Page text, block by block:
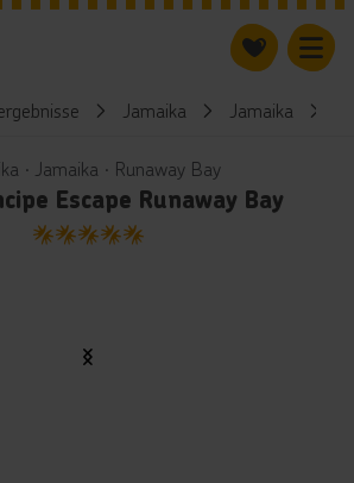
Jamaika Jamaika
∙ Jamaika ∙ Runaway Bay
Escape Runaway Bay
5